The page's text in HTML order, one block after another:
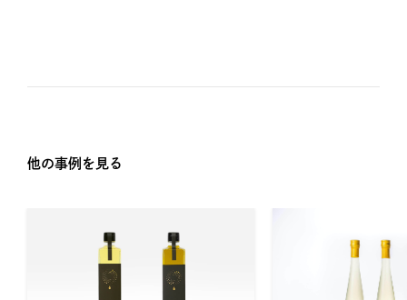
他の事例を見る